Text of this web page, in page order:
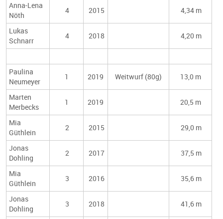
Anna-Lena
Nöth
4 2015 4,34 m
Lukas
Schnarr
4 2018 4,20 m
Paulina
Neumeyer
1 2019 Weitwurf (80g) 13,0 m
Marten
Merbecks
1 2019 20,5 m
Mia
Güthlein
2 2015 29,0 m
Jonas
Dohling
2 2017 37,5 m
Mia
Güthlein
3 2016 35,6 m
Jonas
Dohling
3 2018 41,6 m